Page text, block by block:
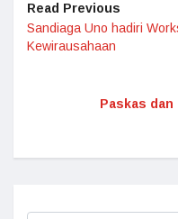
Read Previous
Sandiaga Uno hadiri
Kewirausahaan
Paskas dan